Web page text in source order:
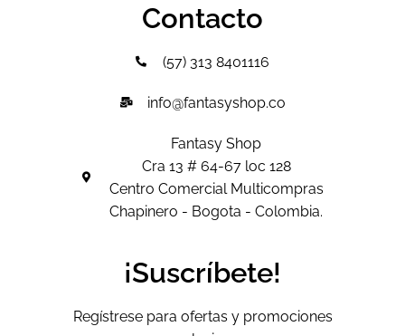
Contacto
(57) 313 8401116
info@fantasyshop.co
Fantasy Shop
Cra 13 # 64-67 loc 128
Centro Comercial Multicompras
Chapinero - Bogota - Colombia.
¡Suscríbete!
Regístrese para ofertas y promociones